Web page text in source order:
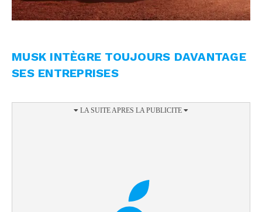
MUSK INTÈGRE TOUJOURS DAVANTAGE
SES ENTREPRISES